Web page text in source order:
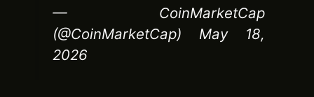
— CoinMarketCap
(@CoinMarketCap) May 18,
2026